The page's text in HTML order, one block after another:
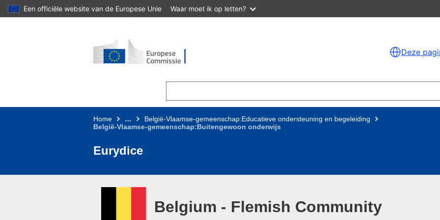
Skip to main content
Een officiële website van de Europese Unie Waar moet ik op letten?
Deze
Home …
België-Vlaamse-gemeenschap:Educatieve ondersteuning en begeleiding
België-Vlaamse-gemeenschap:Buitengewoon onderwijs
Eurydice
Belgium - Flemish Community